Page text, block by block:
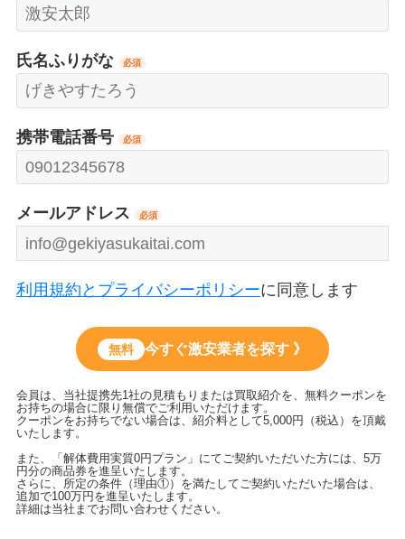
氏名ふりがな 必須
携帯電話番号 必須
メールアドレス 必須
利用規約とプライバシーポリシーに同意します
無料 今すぐ激安業者を探す 》
会員は、当社提携先1社の見積もりまたは買取紹介を、無料クーポンを
お持ちの場合に限り無償でご利用いただけます。
クーポンをお持ちでない場合は、紹介料として5,000円（税込）を頂戴
いたします。
また、「解体費用実質0円プラン」にてご契約いただいた方には、5万
円分の商品券を進呈いたします。
さらに、所定の条件（理由①）を満たしてご契約いただいた場合は、
追加で100万円を進呈いたします。
詳細は当社までお問い合わせください。